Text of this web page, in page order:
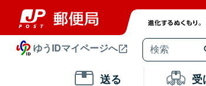
ゆうIDマイページへ
送る 受